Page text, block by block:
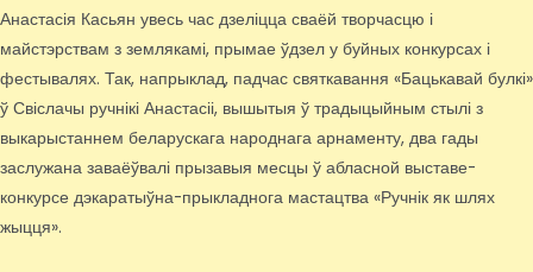
Анастасія Касьян увесь час дзеліцца сваёй творчасцю і
майстэрствам з землякамі, прымае ўдзел у буйных конкурсах і
фестывалях. Так, напрыклад, падчас святкавання «Бацькавай булкі»
ў Свіслачы ручнікі Анастасіі, вышытыя ў традыцыйным стылі з
выкарыстаннем беларускага народнага арнаменту, два гады
заслужана заваёўвалі прызавыя месцы ў абласной выставе-
конкурсе дэкаратыўна-прыкладнога мастацтва «Ручнік як шлях
жыцця».